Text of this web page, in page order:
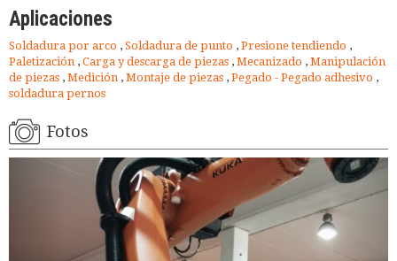
Aplicaciones
Soldadura por arco , Soldadura de punto , Presione tendiendo ,
Paletización , Carga y descarga de piezas , Mecanizado , Manipulación
de piezas , Medición , Montaje de piezas , Pegado - Pegado adhesivo ,
soldadura pernos
Fotos